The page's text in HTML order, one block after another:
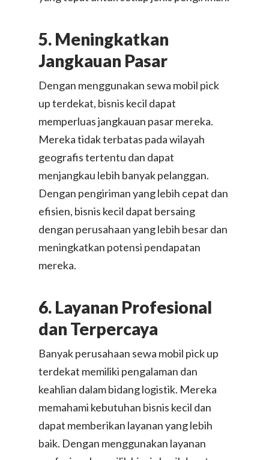
5. Meningkatkan
Jangkauan Pasar
Dengan menggunakan sewa mobil pick
up terdekat, bisnis kecil dapat
memperluas jangkauan pasar mereka.
Mereka tidak terbatas pada wilayah
geografis tertentu dan dapat
menjangkau lebih banyak pelanggan.
Dengan pengiriman yang lebih cepat dan
efisien, bisnis kecil dapat bersaing
dengan perusahaan yang lebih besar dan
meningkatkan potensi pendapatan
mereka.
6. Layanan Profesional
dan Terpercaya
Banyak perusahaan sewa mobil pick up
terdekat memiliki pengalaman dan
keahlian dalam bidang logistik. Mereka
memahami kebutuhan bisnis kecil dan
dapat memberikan layanan yang lebih
baik. Dengan menggunakan layanan